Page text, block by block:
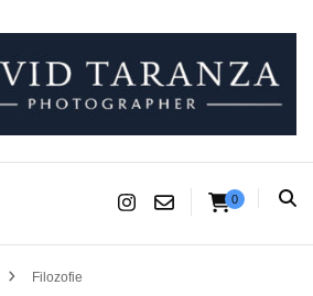
záleží.
0
Filozofie